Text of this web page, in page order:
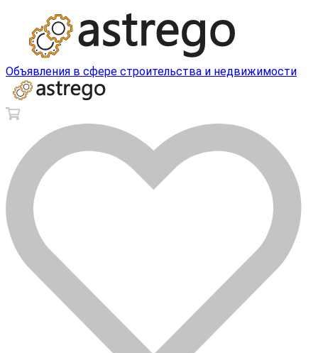
Объявления в сфере строительства и недвижимости